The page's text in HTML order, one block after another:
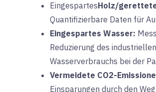
EingespartesHolz/
Quantifizierbare Daten für
Eingespartes Wasser:
Reduzierung des industriellen
Wasserverbrauchs bei der
Vermeidete CO2-
Einsparungen durch den